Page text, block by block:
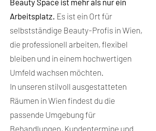
Beauty Space ist mehr als nur ein
Arbeitsplatz. Es ist ein Ort für
selbstständige Beauty-Profis in Wien,
die professionell arbeiten, flexibel
bleiben und in einem hochwertigen
Umfeld wachsen möchten.
In unseren stilvoll ausgestatteten
Räumen in Wien findest du die
passende Umgebung für
Behandlungen, Kundentermine und